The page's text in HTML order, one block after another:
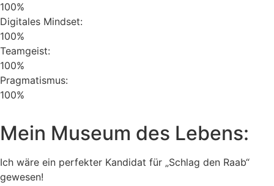
100%
Digitales Mindset:
100%
Teamgeist:
100%
Pragmatismus:
100%
Mein Museum des Lebens:
Ich wäre ein perfekter Kandidat für „Schlag den Raab“
gewesen!